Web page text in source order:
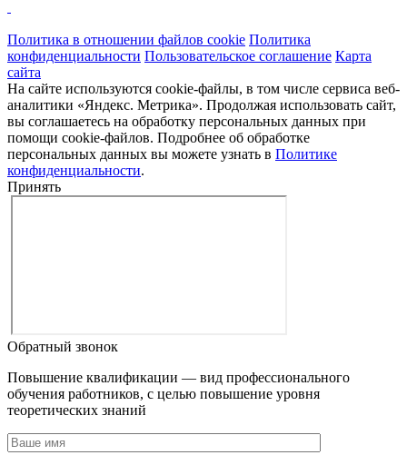
Политика в отношении файлов cookie Политика
конфиденциальности Пользовательское соглашение Карта
сайта
На сайте используются cookie-файлы, в том числе сервиса веб-
аналитики «Яндекс. Метрика». Продолжая использовать сайт,
вы соглашаетесь на обработку персональных данных при
помощи cookie-файлов. Подробнее об обработке
персональных данных вы можете узнать в Политике
конфиденциальности.
Принять
Обратный звонок
Повышение квалификации — вид профессионального
обучения работников, с целью повышение уровня
теоретических знаний